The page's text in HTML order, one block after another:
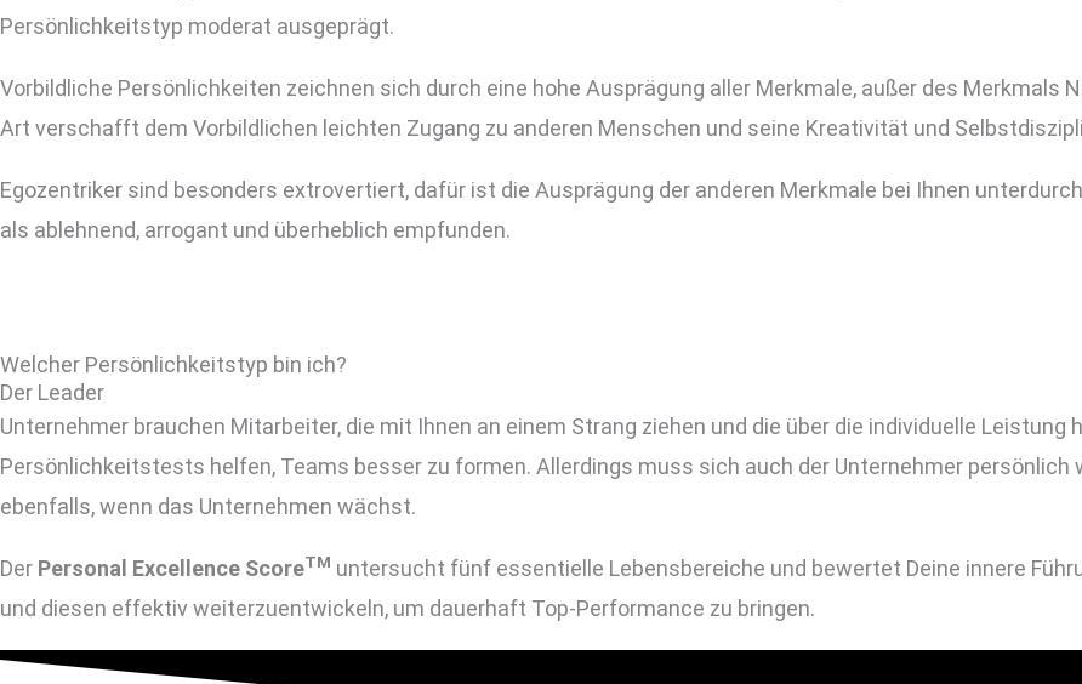
Persönlichkeitstyp moderat ausgeprägt.
Vorbildliche Persönlichkeiten zeichnen sich durch eine hohe Ausprägung aller Merkmale, außer des
Art verschafft dem Vorbildlichen leichten Zugang zu anderen Menschen und seine Kreativität und
Egozentriker sind besonders extrovertiert, dafür ist die Ausprägung der anderen Merkmale bei Ihnen
als ablehnend, arrogant und überheblich empfunden.
Welcher Persönlichkeitstyp bin ich?
Der Leader
Unternehmer brauchen Mitarbeiter, die mit Ihnen an einem Strang ziehen und die über die individuelle
Persönlichkeitstests helfen, Teams besser zu formen. Allerdings muss sich auch der Unternehmer
ebenfalls, wenn das Unternehmen wächst.
Der Personal Excellence ScoreTM untersucht fünf essentielle Lebensbereiche und bewertet Deine innere
und diesen effektiv weiterzuentwickeln, um dauerhaft Top-Performance zu bringen.